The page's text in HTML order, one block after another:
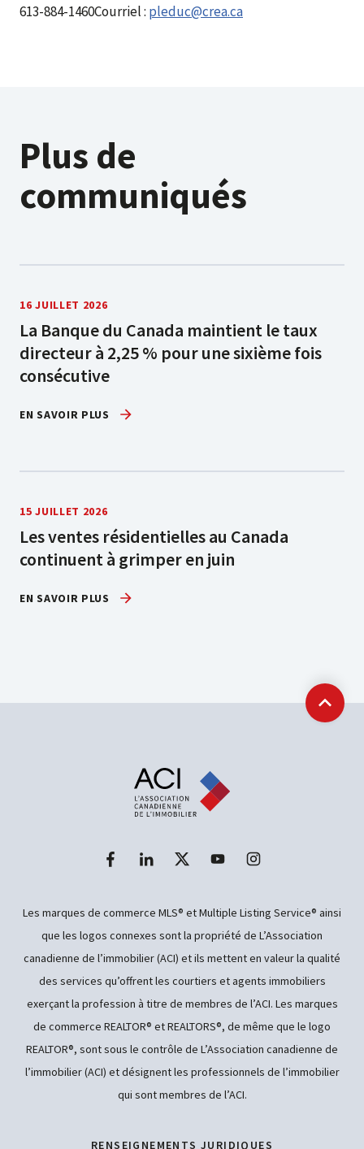
613-884-1460Courriel : pleduc@crea.ca
Plus de
communiqués
16 JUILLET 2026
La Banque du Canada maintient le taux
directeur à 2,25 % pour une sixième fois
consécutive
EN SAVOIR PLUS
15 JUILLET 2026
Les ventes résidentielles au Canada
continuent à grimper en juin
EN SAVOIR PLUS
RENSEIGNEMENTS JURIDIQUES
Les marques de commerce MLS® et Multiple Listing Service® ainsi
que les logos connexes sont la propriété de L’Association
canadienne de l’immobilier (ACI) et ils mettent en valeur la qualité
des services qu’offrent les courtiers et agents immobiliers
exerçant la profession à titre de membres de l’ACI. Les marques
de commerce REALTOR® et REALTORS®, de même que le logo
REALTOR®, sont sous le contrôle de L’Association canadienne de
l’immobilier (ACI) et désignent les professionnels de l’immobilier
qui sont membres de l’ACI.